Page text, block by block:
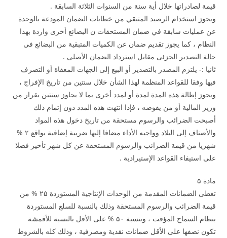
قيمة لصادراتها خلال أية سنة من السنوات الثلاثة السابقة .
ويجوز استخدام الرصيد المتبقي من خطابات الضمان المودعة بالوحدة
عن عمليات سابقة في ضمان المستحقات ن البضائع أخرى واردة بهذا
النظام ، كما يجوز تقديم ضمان عن الكميات المتبقية من البضائع فى
حالة التصدير الجزئى مقابل استرداد الضمان الأصلى .
ثانيا :- يلتزم المصدر بالتصدير أو البيع إلى الجهات المعفاة أو التصرف
فيها وفقا للقواعد المنظمة لهذا الشأن خلال سنتين من تاريخ الإفراج ،
ويجوز إطالة هذه المدة لمدة أو لمدد أخرى بما لا يجاوز سنتين بقرار من
وزير المالية أو من يفوضه ، فإذا انتهت هذه المدد دون إتمام ذلك
أصبحت الضرائب والرسوم مستحقة من تاريخ دخول هذه المواد
والأصناف إلى البلاد وواجبه الأداء مضافا إليها ضريبة إضافية بواقع ۲ %
شهريا من قيمة الضرائب والرسوم المستحقة عن كل شهر تأخير فضلا
على استيفاء القواعد الإستيرادية .
مادة ۵
تغطى الضمانات المقدمة من الوحدات الإنتاجية المستوردة ۲۵ % من
قيمة الضرائب والرسوم المستحقة وذلك بالنسبة للسلع المستوردة
بنظام السماح المؤقت ، وبنسبة ۵۰ % على الأقل بالنسبة للأقمشة
تكون نصفها على الأقل ضمانات نقدية ومصرفية ، وذلك كله بالشروط